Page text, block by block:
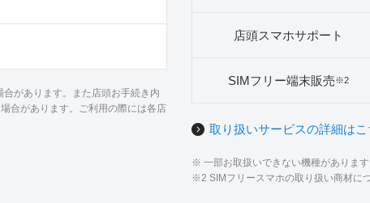
があります。また店頭お手続き内
合があります。ご利用の際には各店
店頭スマホサポート
SIMフリー端末販売※2
取り扱いサービスの詳細はこ
※ 一部お取扱いできない機種がありま
※2 SIMフリースマホの取り扱い商材に